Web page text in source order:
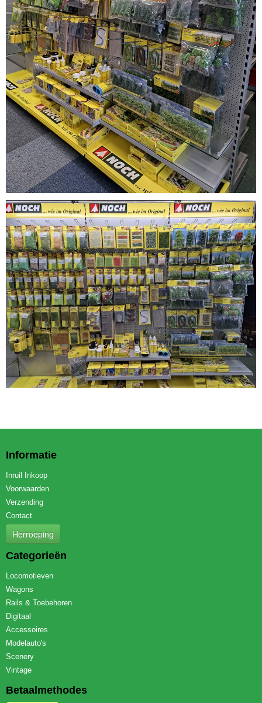
Informatie
Inruil Inkoop
Voorwaarden
Verzending
Contact
Herroeping
Categorieën
Locomotieven
Wagons
Rails & Toebehoren
Digitaal
Accessoires
Modelauto's
Scenery
Vintage
Betaalmethodes